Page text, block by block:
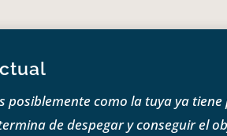
posiblemente como la tuya ya tiene
de despegar y conseguir el